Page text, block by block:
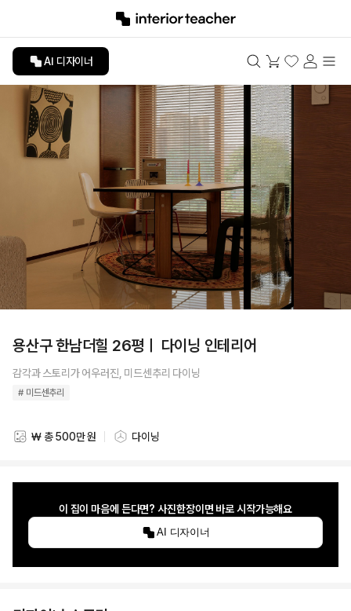
AI 디자이너
용산구 한남더힐 26평ㅣ 다이닝 인테리어
감각과 스토리가 어우러진, 미드센추리 다이닝
# 미드센추리
스타일링 비용
₩ 총 500만 원 스타일링 공간
다이닝
이 집이 마음에 든다면? 사진한장이면 바로 시작가능해요
AI 디자이너